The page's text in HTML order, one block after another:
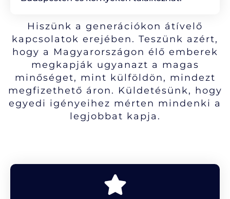
Hiszünk a generációkon átívelő
kapcsolatok erejében. Teszünk azért,
hogy a Magyarországon élő emberek
megkapják ugyanazt a magas
minőséget, mint külföldön, mindezt
megfizethető áron. Küldetésünk, hogy
egyedi igényeihez mérten mindenki a
legjobbat kapja.